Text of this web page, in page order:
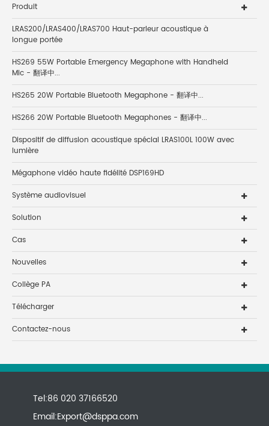
Produit
LRAS200/LRAS400/LRAS700 Haut-parleur acoustique à
longue portée
HS269 55W Portable Emergency Megaphone with Handheld
Mic - 翻译中...
HS265 20W Portable Bluetooth Megaphone - 翻译中...
HS266 20W Portable Bluetooth Megaphones - 翻译中...
Dispositif de diffusion acoustique spécial LRAS100L 100W avec
lumière
Mégaphone vidéo haute fidélité DSP169HD
Système audiovisuel
Solution
Cas
Nouvelles
Collège PA
Télécharger
Contactez-nous
Tel:86 020 37166520
Email:Export@dsppa.com